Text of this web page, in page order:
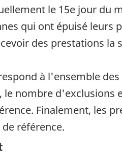
le 15e jour du
qui ont épuisé leurs
des prestations la
à l'ensemble
le nombre
Finalement, les
référence.